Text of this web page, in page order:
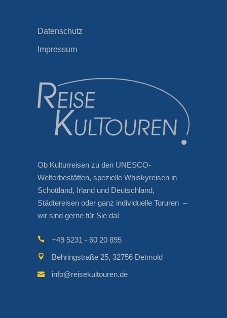
Datenschutz
Impressum
Ob Kulturreisen zu den UNESCO-
Welterbestätten, spezielle Whiskyreisen in
Schottland, Irland und Deutschland,
Städtereisen oder ganz individuelle Toruren –
wir sind gerne für Sie da!
+49 5231 - 60 20 895
Behringstraße 25, 32756 Detmold
info@reisekultouren.de